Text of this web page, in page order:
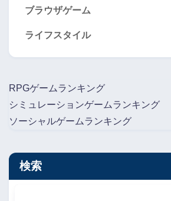
ブラウザゲーム
ライフスタイル
RPGゲームランキング
シミュレーションゲームランキング
ソーシャルゲームランキング
検索